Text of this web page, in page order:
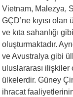
Vietnam, Malezya,
GÇD’ne kıyısı
ve kıta sahanlığı
oluşturmaktadır.
ve Avustralya gibi
uluslararası
ülkelerdir. Güney
ihracat